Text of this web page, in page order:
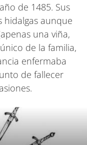
de 1485. Sus
hidalgas aunque
una viña,
de la familia,
enfermaba
de fallecer